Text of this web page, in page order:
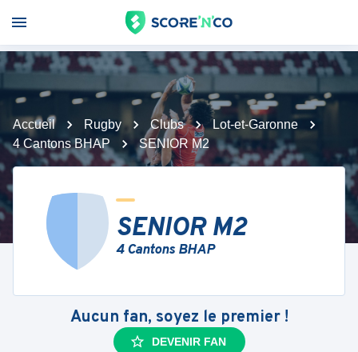
Accueil Rugby Clubs
Lot-et-Garonne
4 Cantons BHAP
SENIOR M2
SENIOR M2
4 Cantons BHAP
Aucun fan, soyez le premier !
DEVENIR FAN